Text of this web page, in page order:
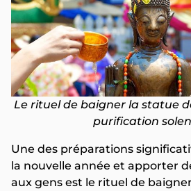
Le rituel de baigner la statue
purification
Une des préparations
la nouvelle année et apporter
aux gens est le rituel de